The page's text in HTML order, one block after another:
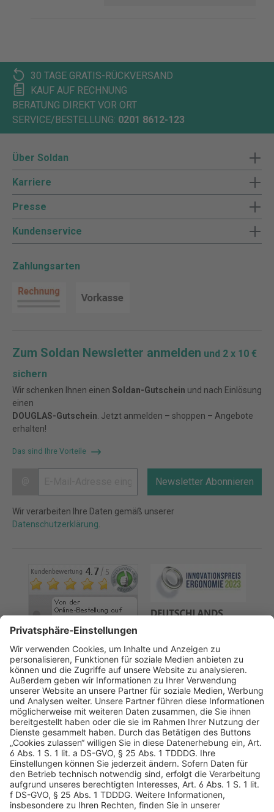
30 TAGE GRATIS-RÜCKVERSAND
KAUF AUF RECHNUNG
BERATUNG DIREKT VOR ORT
SERVICE/BESTELLUNG: 0201 8612-123
Über Soldan
Karriere
Presse
Kundenservice
Zahlungsarten
Zum Soldan Newsletter anmelden und 2 x 10 €
sichern
Wir schenken Ihnen einen Soldan-Gutschein und nach Einlösung
einen
DOUGLAS-Gutschein . Jetzt anmelden – shoppen – Angebote
erhalten!
Das sind Ihre Vorteile
Newsletter Abonnieren
Wir verarbeiten Ihre Daten gemäß unserer
Datenschutzerklärung
AGB Datenschutz
Impressum
Sicherheitshinweis
Compliance